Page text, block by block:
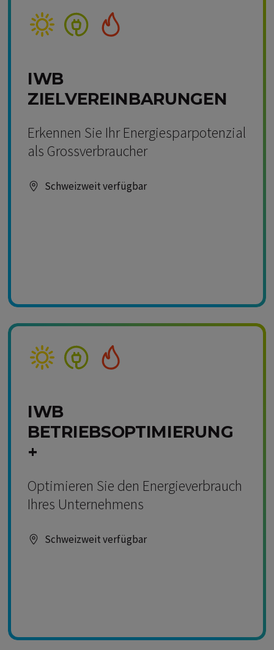
Kompetenz Solar
Kompetenz Strom
Kompetenz Wärme
IWB
ZIELVEREINBARUNGEN
Erkennen Sie Ihr Energiesparpotenzial
als Grossverbraucher
Schweizweit verfügbar
Kompetenz Solar
Kompetenz Strom
Kompetenz Wärme
IWB
BETRIEBSOPTIMIERUNG
+
Optimieren Sie den Energieverbrauch
Ihres Unternehmens
Schweizweit verfügbar